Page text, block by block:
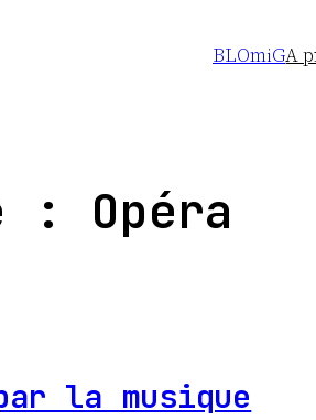
BLOmiGA
: Opéra
la musique